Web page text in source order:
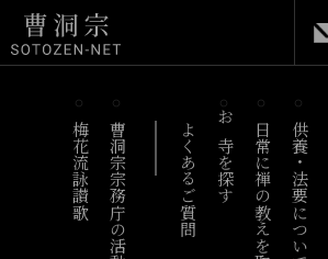
梅花流詠讃歌 曹洞宗宗務庁の活動 よくあるご質問 お寺を探す 供養・法要について